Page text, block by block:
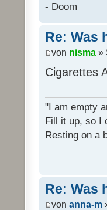
- Doom
Re: Was
von nisma »
Cigarettes
"I am empty
Fill it up, so I
Resting on a
Re: Was
von anna-m